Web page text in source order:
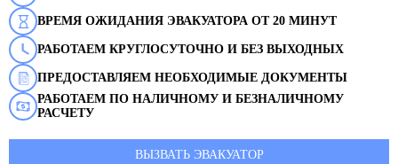
ВРЕМЯ ОЖИДАНИЯ ЭВАКУАТОРА ОТ 20 МИНУТ
РАБОТАЕМ КРУГЛОСУТОЧНО И БЕЗ ВЫХОДНЫХ
ПРЕДОСТАВЛЯЕМ НЕОБХОДИМЫЕ ДОКУМЕНТЫ
РАБОТАЕМ ПО НАЛИЧНОМУ И БЕЗНАЛИЧНОМУ
РАСЧЕТУ
ВЫЗВАТЬ ЭВАКУАТОР